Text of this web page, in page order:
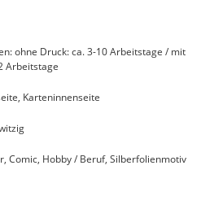
ohne Druck: ca. 3-10 Arbeitstage / mit
Arbeitstage
Karteninnenseite
Comic, Hobby / Beruf, Silberfolienmotiv